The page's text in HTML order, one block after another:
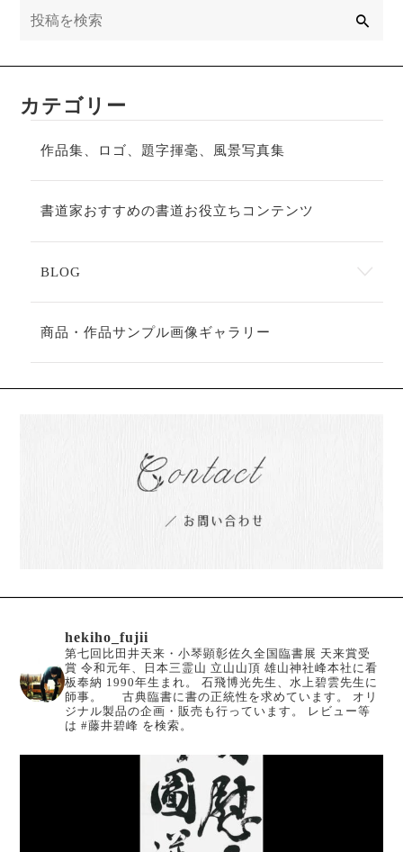
カテゴリー
作品集、ロゴ、題字揮毫、風景写真集
書道家おすすめの書道お役立ちコンテンツ
BLOG
商品・作品サンプル画像ギャラリー
hekiho_fujii
第七回比田井天来・小琴顕彰佐久全国臨書展 天来賞受
賞 令和元年、日本三霊山 立山山頂 雄山神社峰本社に看
板奉納 1990年生まれ。
石飛博光先生、水上碧雲先生に
師事。
古典臨書に書の正統性を求めています。
オリ
ジナル製品の企画・販売も行っています。
レビュー等
は #藤井碧峰 を検索。